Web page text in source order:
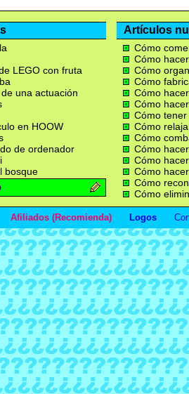
LEGO con fruta
una actuación
en HOOW
de ordenador
bosque
Artículos
Cómo
Cómo
Cómo
Cómo
Cómo
Cómo
Cómo
Cómo
Cómo
Cómo
Cómo
Cómo
Cómo
Cómo
Afiliados (Recomienda) Logos